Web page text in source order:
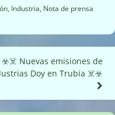
, Industria, Nota de prensa
☣️☠️ Nuevas emisiones de
Doy en Trubia ☠️☣️